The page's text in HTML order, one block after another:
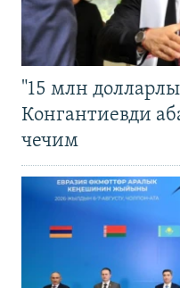
"15 млн
Конгантиевди
чечим